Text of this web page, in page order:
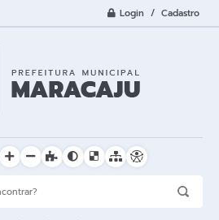
Login / Cadastro